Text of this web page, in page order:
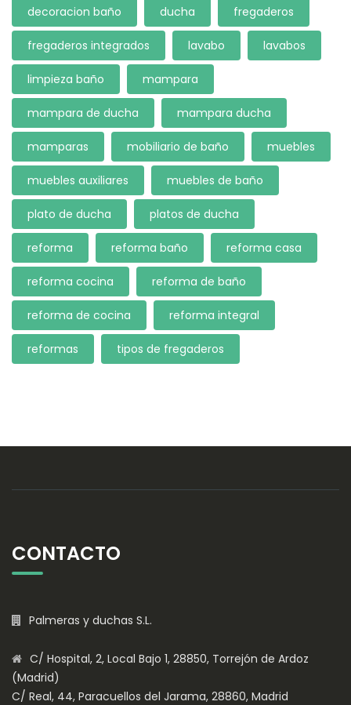
decoracion baño ducha fregaderos
fregaderos integrados lavabo lavabos
limpieza baño mampara
mampara de ducha mampara ducha
mamparas mobiliario de baño muebles
muebles auxiliares muebles de baño
plato de ducha platos de ducha
reforma reforma baño reforma casa
reforma cocina reforma de baño
reforma de cocina reforma integral
reformas tipos de fregaderos
CONTACTO
Palmeras y duchas S.L.
C/ Hospital, 2, Local Bajo 1, 28850, Torrejón de Ardoz
(Madrid)
C/ Real, 44, Paracuellos del Jarama, 28860, Madrid